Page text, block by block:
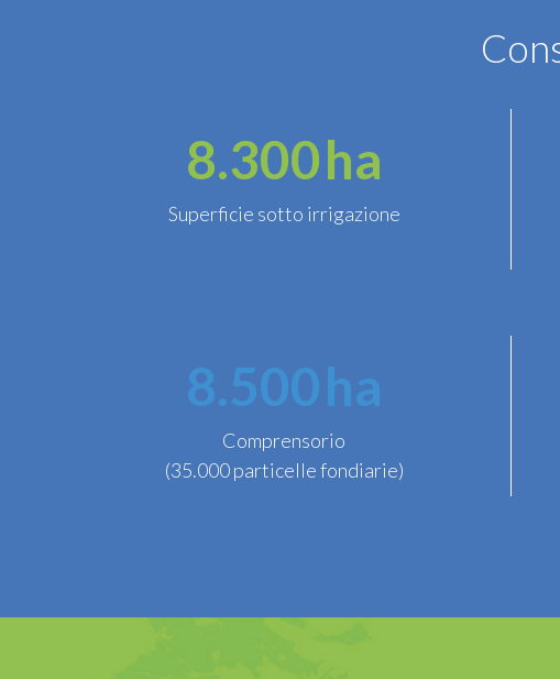
AMMINISTRAZIONE
WHISTLEBLOWING
8.300ha
Superficie sotto irrigazione
8.500ha
Comprensorio
(35.000 particelle fondiarie)